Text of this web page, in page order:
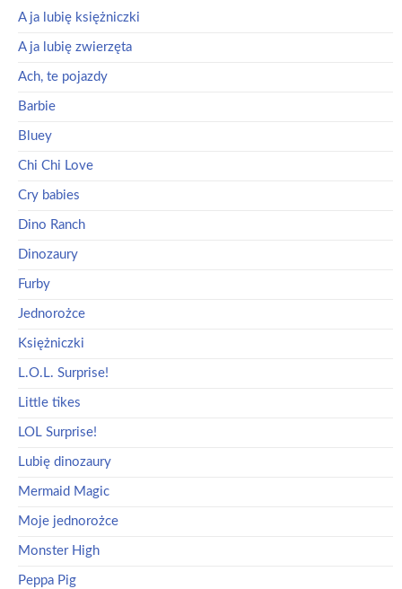
A ja lubię księżniczki
A ja lubię zwierzęta
Ach, te pojazdy
Barbie
Bluey
Chi Chi Love
Cry babies
Dino Ranch
Dinozaury
Furby
Jednorożce
Księżniczki
L.O.L. Surprise!
Little tikes
LOL Surprise!
Lubię dinozaury
Mermaid Magic
Moje jednorożce
Monster High
Peppa Pig